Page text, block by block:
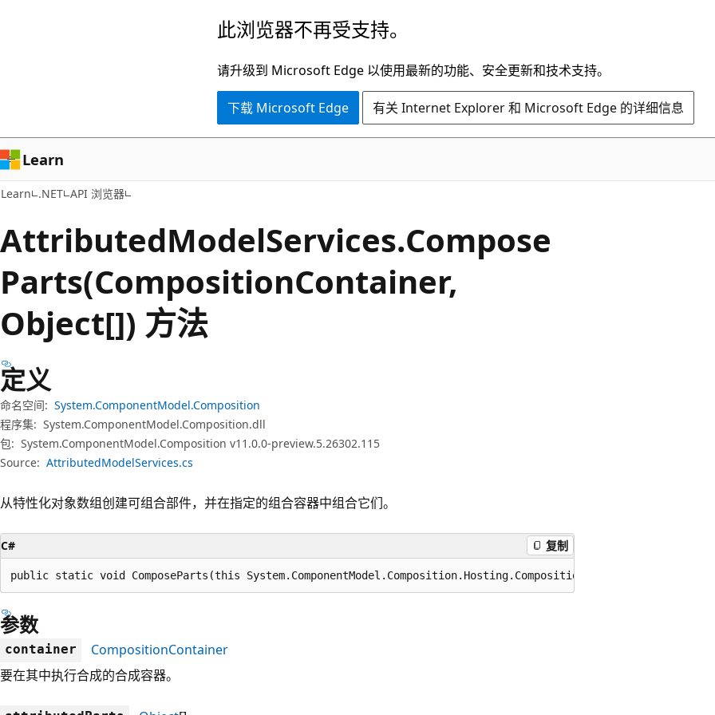
容
航
此浏览器不再受支持。
请升级到 Microsoft Edge 以使用最新的功能、安全更新和技术支持。
下载 Microsoft Edge 有关 Internet Explorer 和 Microsoft Edge 的详细信息
Learn
Learn .NET API 浏览器
AttributedModelServices.Compose
Parts(CompositionContainer,
Object[]) 方法
定义
命名空间: System.ComponentModel.Composition
程序集: System.ComponentModel.Composition.dll
包: System.ComponentModel.Composition v11.0.0-preview.5.26302.115
Source: AttributedModelServices.cs
从特性化对象数组创建可组合部件，并在指定的组合容器中组合它们。
C# 复制
public static void ComposeParts(this System.ComponentModel.Composition.Hosting.CompositionContainer
参数
container
CompositionContainer
要在其中执行合成的合成容器。